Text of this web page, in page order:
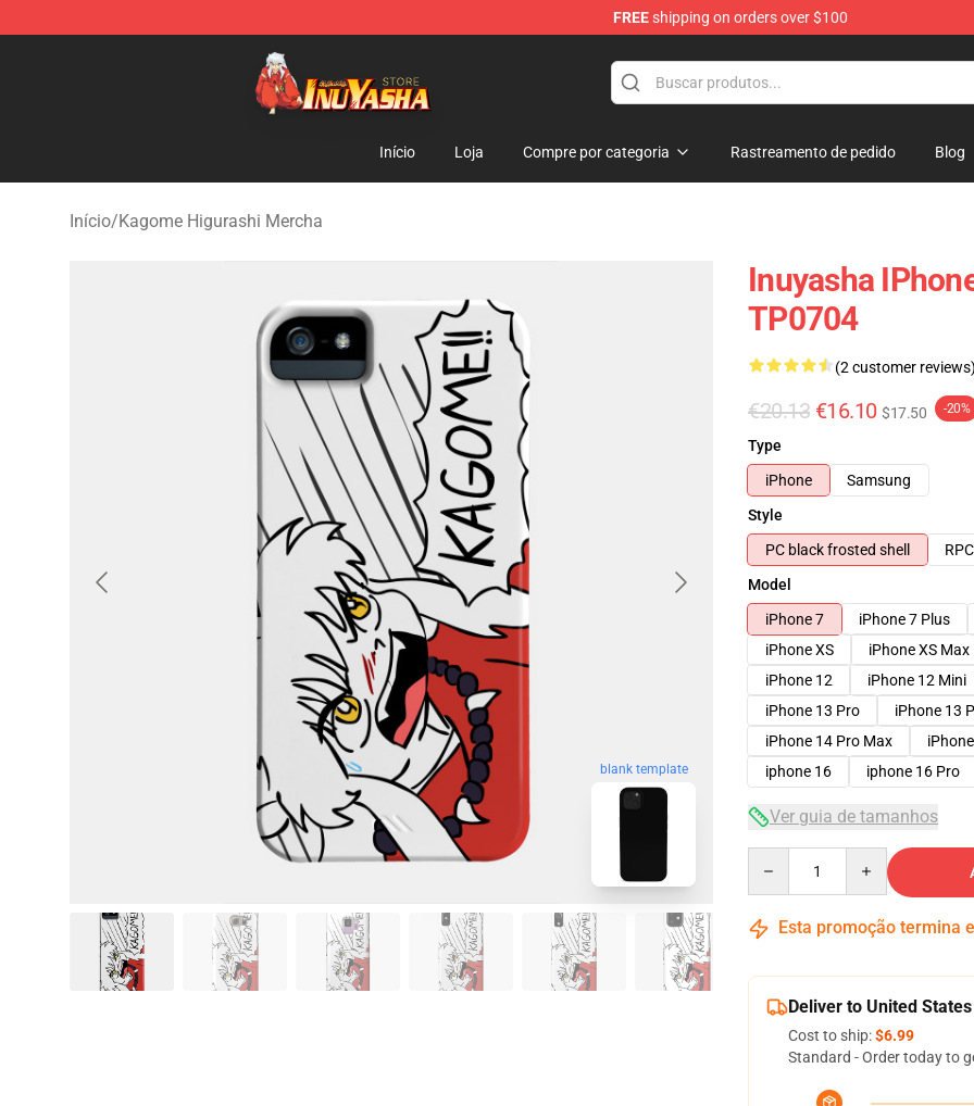
FREEshipping on orders over $100
Inuyasha Store - Official Inuyasha Merchandise Shop
Início Loja Compre por categoria Rastreamento de pedido Blog
Início/Kagome Higurashi Mercha
blank template
Inuyasha
TP0704
(2 customer
€20.13 €16.10 $17.50 -20%
Type
iPhone
Samsung
Style
PC black frosted shell
Model
iPhone 7
iPhone 7 Plus
iPhone XS
iPhone XS Max
iPhone 12
iPhone 12 Mini
iPhone 13 Pro
iPhone 13
iPhone 14 Pro Max
iphone 16
iphone 16 Pro
Ver guia de tamanhos
Esta promoção termina
Deliver to United States
Cost to ship:$6.99
Standard - Order today to